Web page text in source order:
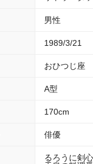
男性
1989/3/21
おひつじ座
A型
170cm
俳優
るろうに剣